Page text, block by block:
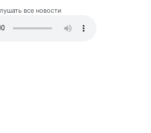
все новости